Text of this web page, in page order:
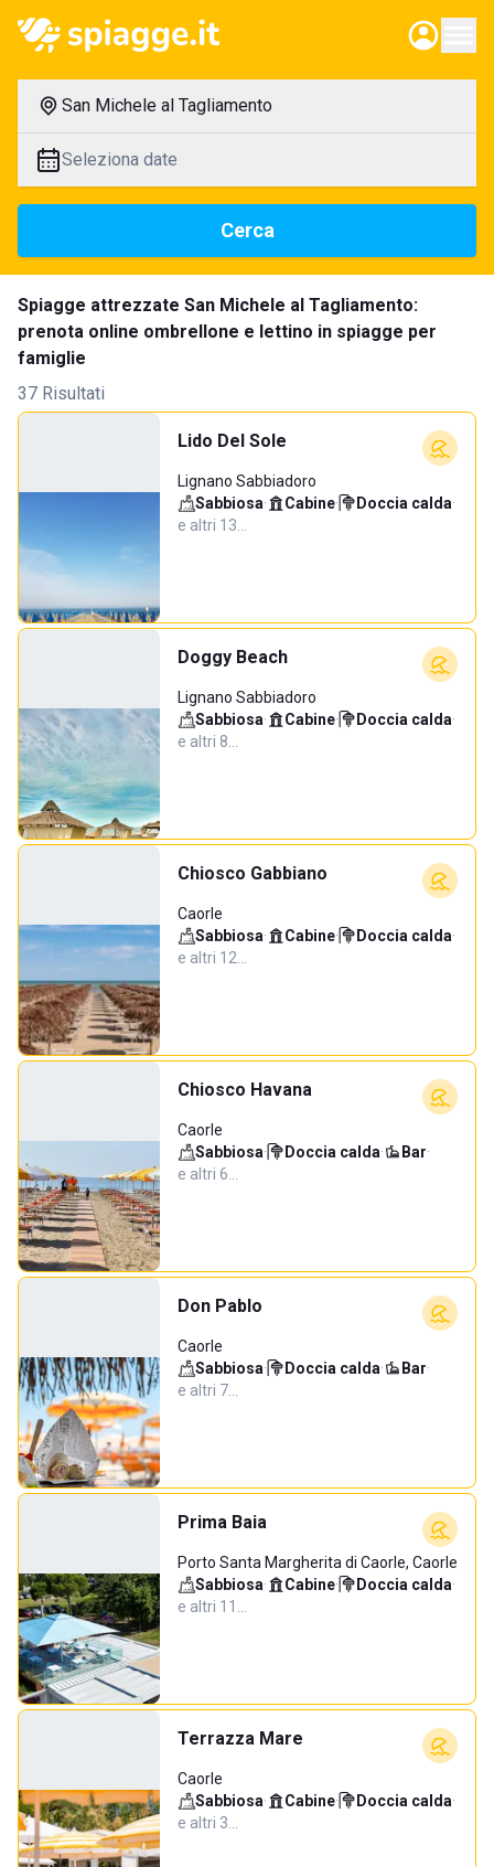
San Michele al Tagliamento
Seleziona date
Cerca
Spiagge attrezzate San Michele al Tagliamento:
prenota online ombrellone e lettino in spiagge per
famiglie
37 Risultati
Lido Del Sole
Lignano Sabbiadoro
Sabbiosa· Cabine· Doccia calda·
e altri 13…
Doggy Beach
Lignano Sabbiadoro
Sabbiosa· Cabine· Doccia calda·
e altri 8…
Chiosco Gabbiano
Caorle
Sabbiosa· Cabine· Doccia calda·
e altri 12…
Chiosco Havana
Caorle
Sabbiosa· Doccia calda· Bar·
e altri 6…
Don Pablo
Caorle
Sabbiosa· Doccia calda· Bar·
e altri 7…
Prima Baia
Porto Santa Margherita di Caorle, Caorle
Sabbiosa· Cabine· Doccia calda·
e altri 11…
Terrazza Mare
Caorle
Sabbiosa· Cabine· Doccia calda·
e altri 3…